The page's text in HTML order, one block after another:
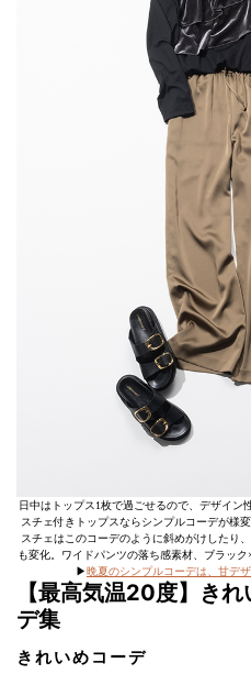
日中はトップス1枚で過ごせるので、デザイン
スチェ付きトップスならシンプルコーデが様
スチェはこのコーデのように斜めがけしたり
も変化。ワイドパンツの落ち感素材、ブラッ
▶晩夏のシンプルコーデは、甘デ
【最高気温20度】き
デ集
きれいめコーデ